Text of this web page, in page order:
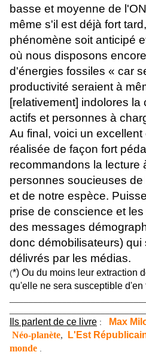
basse et moyenne de
même s'il est déjà fort
phénomène soit anticipé
où nous disposons
d'énergies fossiles « car
productivité seraient à
[relativement] indolores la
actifs et personnes à
Au final, voici un
réalisée de façon fort
recommandons la lecture
personnes soucieuses
et de notre espèce.
prise de conscience et
des messages
donc démobilisateurs) qui
délivrés par les médias.
(*) Ou du moins leur extraction
qu'elle ne sera susceptible d'en
Ils parlent de ce livre : Max
Néo-planète, L'Est
monde